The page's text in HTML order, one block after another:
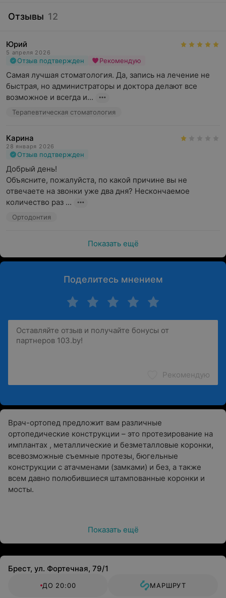
Отзывы 12
Юрий
5 апреля 2026
Отзыв подтвержден Рекомендую
Самая лучшая стоматология. Да, запись на лечение не
быстрая, но администраторы и доктора делают все
возможное и всегда и...
Терапевтическая стоматология
Карина
28 января 2026
Отзыв подтвержден
Добрый день!
Объясните, пожалуйста, по какой причине вы не
отвечаете на звонки уже два дня? Нескончаемое
количество раз ...
Ортодонтия
Показать ещё
Поделитесь мнением
Рекомендую
Врач-ортопед предложит вам различные
ортопедические конструкции – это протезирование на
имплантах , металлические и безметалловые коронки,
всевозможные съемные протезы, бюгельные
конструкции с атачменами (замками) и без, а также
всем давно полюбившиеся штампованные коронки и
мосты.
Показать ещё
Брест, ул. Фортечная, 79/1
ДО 20:00 МАРШРУТ